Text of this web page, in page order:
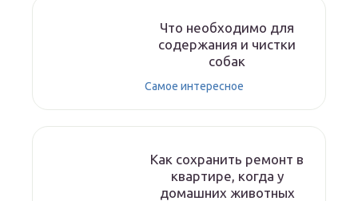
Что необходимо для
содержания и чистки
собак
Самое интересное
Как сохранить ремонт в
квартире, когда у
домашних животных